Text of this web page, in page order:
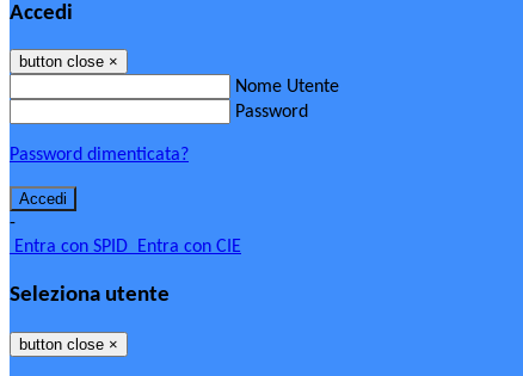
Accedi
button close ×
Nome Utente
Password
Password dimenticata?
-
Entra con SPID Entra con CIE
Seleziona utente
button close ×